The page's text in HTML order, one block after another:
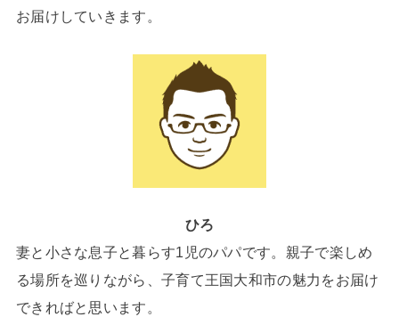
お届けしていきます。
ひろ
妻と小さな息子と暮らす1児のパパです。親子で楽しめ
る場所を巡りながら、子育て王国大和市の魅力をお届け
できればと思います。